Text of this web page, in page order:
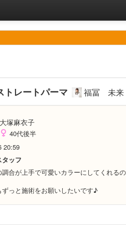
トレートパーマ 福冨 未来
大塚麻衣子
40代後半
20:59
ッフ
合が上手で可愛いカラーにしてくれる
ずっと施術をお願いしたいです♪